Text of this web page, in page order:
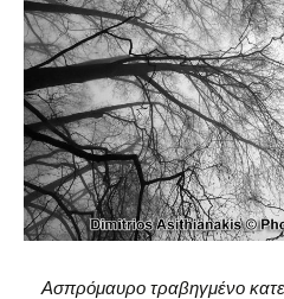
Ασπρόμαυρο τραβηγμένο